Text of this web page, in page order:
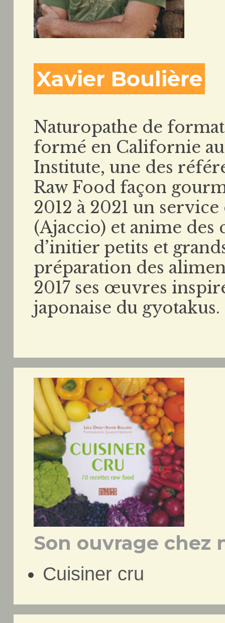
Xavier Boulière
Naturopathe de
formé en Californie
Institute, une des
Raw Food façon
2012 à 2021 un
(Ajaccio) et anime des
d’initier petits et
préparation des
2017 ses œuvres
japonaise du gyotakus.
Son ouvrage chez
Cuisiner cru